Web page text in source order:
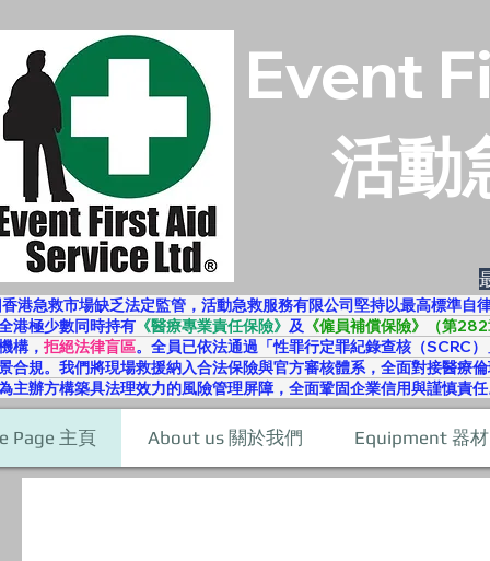
Event
活動
港急救市場缺乏法定監管，活動急救服務有限公司堅持以最高標準自
港極少數同時持有 《醫療專業責任保險》 及 《僱員補償保險》（第
構， 拒絕法律盲區。全員已依法通過「性罪行定罪紀錄查核（SCRC
合規。我們將現場救援納入合法保險與官方審核體系，全面對接醫療
主辦方構築具法理效力的風險管理屏障，全面鞏固企業信用與謹慎責
Page 主頁 About us 關於我們 Equipment 器材